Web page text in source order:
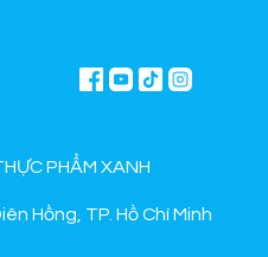
PHẨM XANH
Hồng, TP. Hồ Chí Minh